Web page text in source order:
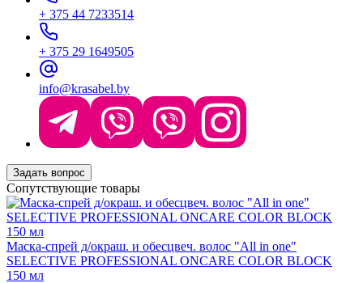
+ 375 44 7233514
+ 375 29 1649505
info@krasabel.by
Задать вопрос
Сопутствующие товары
Маска-спрей д/окраш. и обесцвеч. волос "All in one"
SELECTIVE PROFESSIONAL ONCARE COLOR BLOCK
150 мл